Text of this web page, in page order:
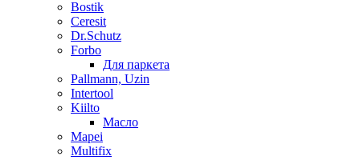
Bostik
Ceresit
Dr.Schutz
Forbo
Для паркета
Pallmann, Uzin
Intertool
Kiilto
Масло
Mapei
Multifix